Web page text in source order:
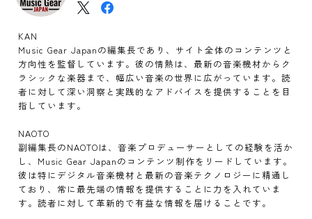
KAN
Music Gear Japanの編集長であり、サイト全体のコンテンツと
方向性を監督しています。彼の情熱は、最新の音楽機材からク
ラシックな楽器まで、幅広い音楽の世界に広がっています。読
者に対して深い洞察と実践的なアドバイスを提供することを目
指しています。
NAOTO
副編集長のNAOTOは、音楽プロデューサーとしての経験を活か
し、Music Gear Japanのコンテンツ制作をリードしています。
彼は特にデジタル音楽機材と最新の音楽テクノロジーに精通し
ており、常に最先端の情報を提供することに力を入れていま
す。読者に対して革新的で有益な情報を届けることです。